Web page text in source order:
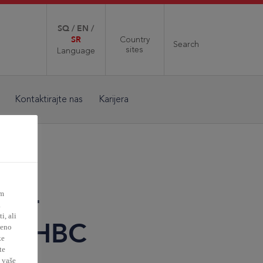
SQ / EN /
SR
Language
Country
sites
Search
Kontaktirajte nas Karijera
–
HBC
ali